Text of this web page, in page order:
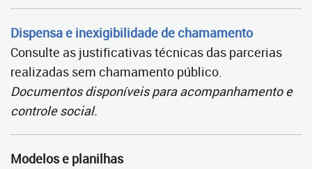
Dispensa e inexigibilidade de chamamento
Consulte as justificativas técnicas das parcerias
realizadas sem chamamento público.
Documentos disponíveis para acompanhamento e
controle social.
Modelos e planilhas